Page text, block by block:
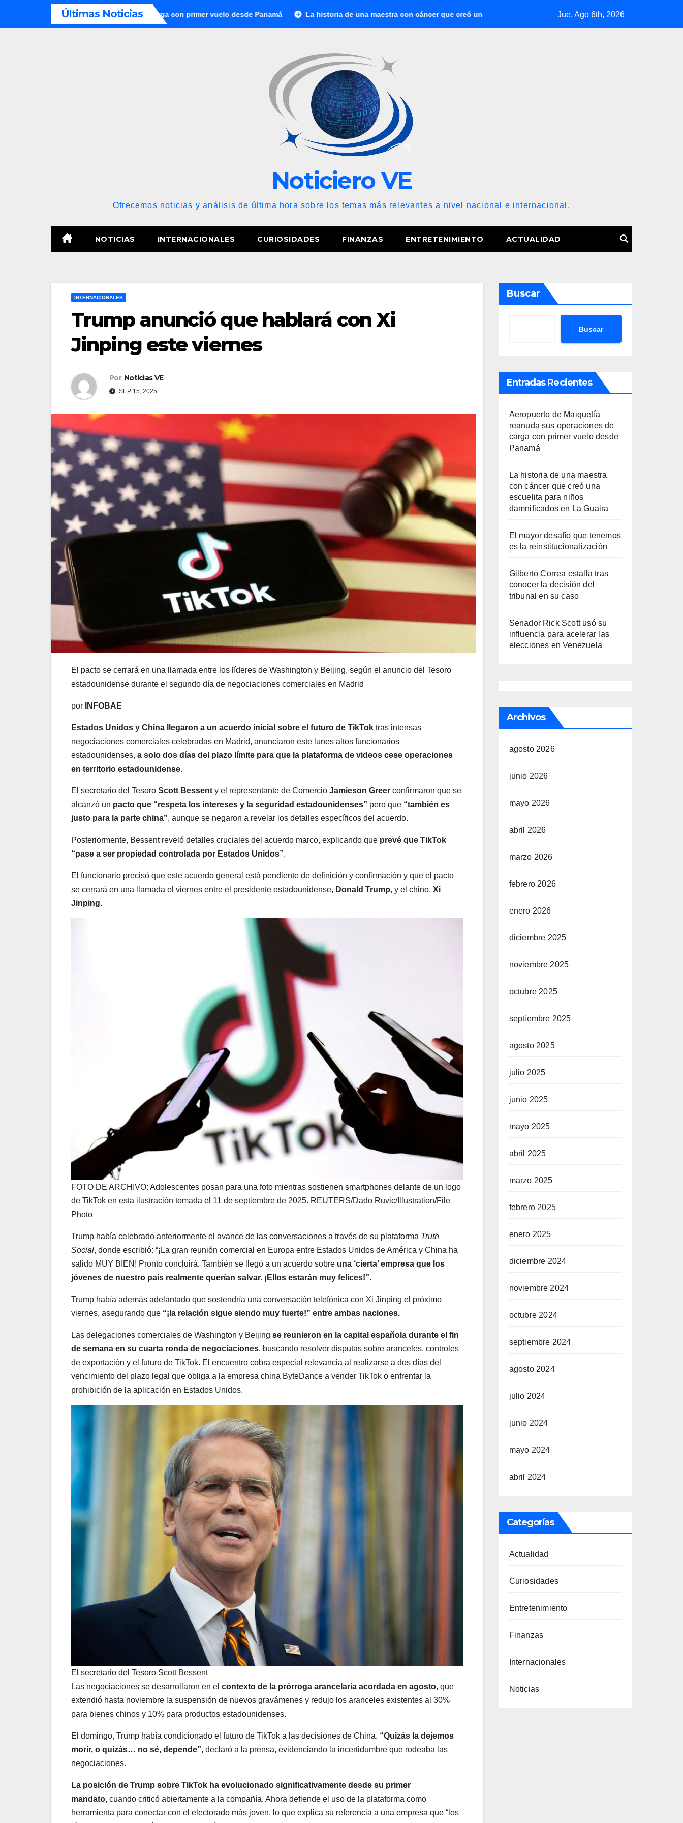
Últimas Noticias
sus operaciones de carga con primer vuelo desde Panamá La historia de una maestra con cáncer que creó una escuelita para niños damnificados en La Guaira
Jue. Ago 6th, 2026
Noticiero VE
Ofrecemos noticias y análisis de última hora sobre los temas más relevantes a nivel nacional e internacional.
NOTICIAS INTERNACIONALES CURIOSIDADES FINANZAS ENTRETENIMIENTO ACTUALIDAD
INTERNACIONALES
Trump anunció que hablará con Xi
Jinping este viernes
Por Noticias VE
SEP 15, 2025
El pacto se cerrará en una llamada entre los líderes de Washington y Beijing, según el anuncio del Tesoro
estadounidense durante el segundo día de negociaciones comerciales en Madrid
por INFOBAE
Estados Unidos y China llegaron a un acuerdo inicial sobre el futuro de TikTok tras intensas
negociaciones comerciales celebradas en Madrid, anunciaron este lunes altos funcionarios
estadounidenses, a solo dos días del plazo límite para que la plataforma de videos cese operaciones
en territorio estadounidense.
El secretario del Tesoro Scott Bessent y el representante de Comercio Jamieson Greer confirmaron que se
alcanzó un pacto que “respeta los intereses y la seguridad estadounidenses” pero que “también es
justo para la parte china”, aunque se negaron a revelar los detalles específicos del acuerdo.
Posteriormente, Bessent reveló detalles cruciales del acuerdo marco, explicando que prevé que TikTok
“pase a ser propiedad controlada por Estados Unidos”.
El funcionario precisó que este acuerdo general está pendiente de definición y confirmación y que el pacto
se cerrará en una llamada el viernes entre el presidente estadounidense, Donald Trump, y el chino, Xi
Jinping.
FOTO DE ARCHIVO: Adolescentes posan para una foto mientras sostienen smartphones delante de un logo
de TikTok en esta ilustración tomada el 11 de septiembre de 2025. REUTERS/Dado Ruvic/Illustration/File
Photo
Trump había celebrado anteriormente el avance de las conversaciones a través de su plataforma Truth
Social, donde escribió: “¡La gran reunión comercial en Europa entre Estados Unidos de América y China ha
salido MUY BIEN! Pronto concluirá. También se llegó a un acuerdo sobre una ‘cierta’ empresa que los
jóvenes de nuestro país realmente querían salvar. ¡Ellos estarán muy felices!”.
Trump había además adelantado que sostendría una conversación telefónica con Xi Jinping el próximo
viernes, asegurando que “¡la relación sigue siendo muy fuerte!” entre ambas naciones.
Las delegaciones comerciales de Washington y Beijing se reunieron en la capital española durante el fin
de semana en su cuarta ronda de negociaciones, buscando resolver disputas sobre aranceles, controles
de exportación y el futuro de TikTok. El encuentro cobra especial relevancia al realizarse a dos días del
vencimiento del plazo legal que obliga a la empresa china ByteDance a vender TikTok o enfrentar la
prohibición de la aplicación en Estados Unidos.
El secretario del Tesoro Scott Bessent
Las negociaciones se desarrollaron en el contexto de la prórroga arancelaria acordada en agosto, que
extendió hasta noviembre la suspensión de nuevos gravámenes y redujo los aranceles existentes al 30%
para bienes chinos y 10% para productos estadounidenses.
El domingo, Trump había condicionado el futuro de TikTok a las decisiones de China. “Quizás la dejemos
morir, o quizás… no sé, depende”, declaró a la prensa, evidenciando la incertidumbre que rodeaba las
negociaciones.
La posición de Trump sobre TikTok ha evolucionado significativamente desde su primer
mandato, cuando criticó abiertamente a la compañía. Ahora defiende el uso de la plataforma como
herramienta para conectar con el electorado más joven, lo que explica su referencia a una empresa que “los
Buscar
Buscar
Entradas Recientes
Aeropuerto de Maiquetía
reanuda sus operaciones de
carga con primer vuelo desde
Panamá
La historia de una maestra
con cáncer que creó una
escuelita para niños
damnificados en La Guaira
El mayor desafío que tenemos
es la reinstitucionalización
Gilberto Correa estalla tras
conocer la decisión del
tribunal en su caso
Senador Rick Scott usó su
influencia para acelerar las
elecciones en Venezuela
Archivos
agosto 2026
junio 2026
mayo 2026
abril 2026
marzo 2026
febrero 2026
enero 2026
diciembre 2025
noviembre 2025
octubre 2025
septiembre 2025
agosto 2025
julio 2025
junio 2025
mayo 2025
abril 2025
marzo 2025
febrero 2025
enero 2025
diciembre 2024
noviembre 2024
octubre 2024
septiembre 2024
agosto 2024
julio 2024
junio 2024
mayo 2024
abril 2024
Categorías
Actualidad
Curiosidades
Entretenimiento
Finanzas
Internacionales
Noticias